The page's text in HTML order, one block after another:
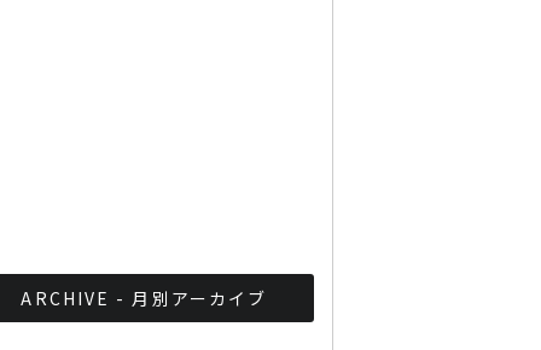
ARCHIVE - 月別アーカイブ